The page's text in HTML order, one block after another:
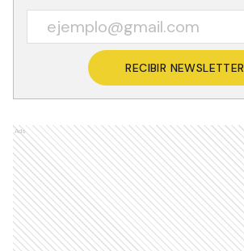
RECIBIR NEWSLETTER
Ads